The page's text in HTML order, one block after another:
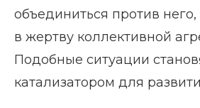
объединиться против
в жертву коллективной
Подобные ситуации
катализатором для